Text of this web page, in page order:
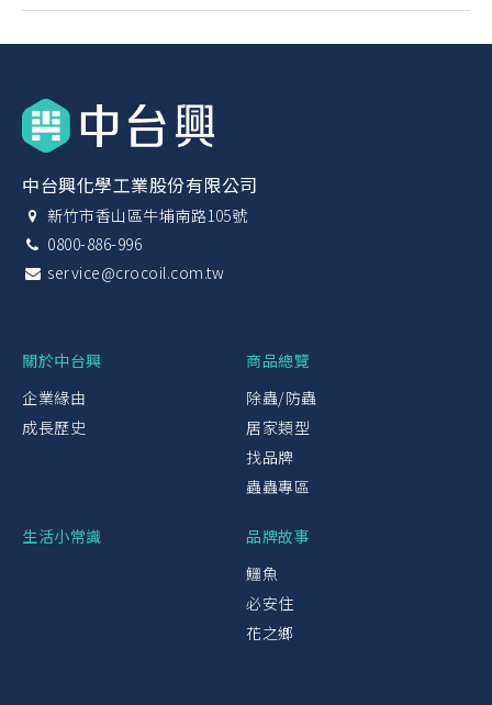
中台興化學工業股份有限公司
新竹市香山區牛埔南路105號
0800-886-996
service@crocoil.com.tw
關於中台興
企業緣由
成長歷史
商品總覽
除蟲/防蟲
居家類型
找品牌
蟲蟲專區
生活小常識
品牌故事
鱷魚
必安住
花之鄉